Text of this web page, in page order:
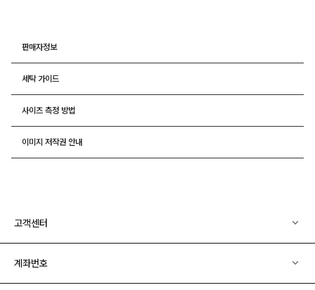
판매자정보
세탁 가이드
사이즈 측정 방법
이미지 저작권 안내
고객센터
계좌번호